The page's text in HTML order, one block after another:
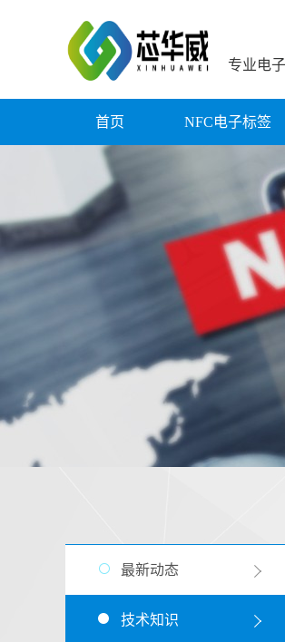
专业电
首页 NFC电子标签
最新动态
技术知识